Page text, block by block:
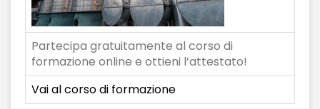
Partecipa gratuitamente al corso di
formazione online e ottieni l’attestato!
Vai al corso di formazione